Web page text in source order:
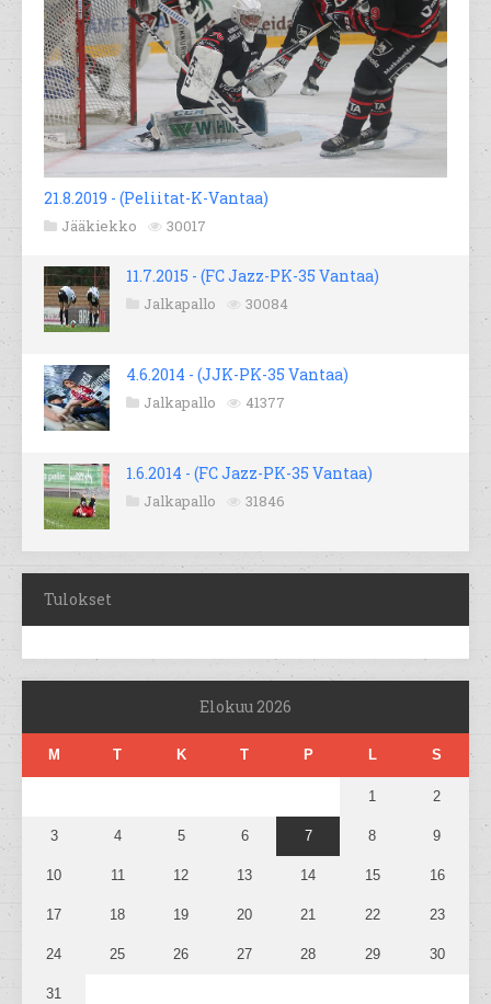
21.8.2019 - (Peliitat-K-Vantaa)
Jääkiekko 30017
11.7.2015 - (FC Jazz-PK-35 Vantaa)
Jalkapallo 30084
4.6.2014 - (JJK-PK-35 Vantaa)
Jalkapallo 41377
1.6.2014 - (FC Jazz-PK-35 Vantaa)
Jalkapallo 31846
Tulokset
Elokuu 2026
M T K T P L S
1 2
3 4 5 6 7 8 9
10 11 12 13 14 15 16
17 18 19 20 21 22 23
24 25 26 27 28 29 30
31